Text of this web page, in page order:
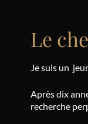
Le
Je suis un
Après dix
recherche